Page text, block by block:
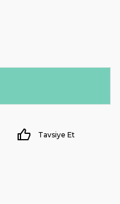
Tavsiye Et